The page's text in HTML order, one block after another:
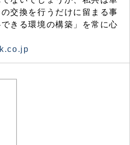
交換を行うだけに留まる事
きる環境の構築」を常に心